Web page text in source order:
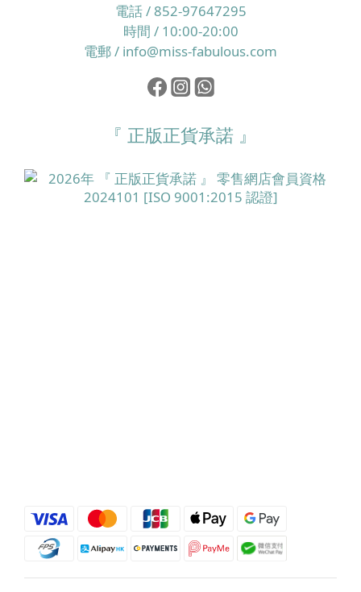
甩得多頭髮。 所以，改善香港濕熱季節的掉髮問題，必
須同時照顧頭皮環境同營養補給，而唔係只靠一支洗頭
水或一樽補充品就想完全解決。核心重點：穩定頭皮＋
補足毛囊微量營養素，先談得上真正養髮要令髮絲真正
生得好，最根本係兩個層面：一是頭皮環境要穩定、油
他命、礦物質及其他微量營養素，支持整個生長周期。
護甲護髮保健丸 就一次性提供 13 種營養素，其中維他
命 A、生物素及菸鹼酸有助維持正常皮膚，而鋅則有助
Doppelherz雙心全面護膚護甲護髮保健丸＋Rausch 柳
樹皮洗頭水Priorin Anti Hair Loss Capsules 270 粒屬於
專門針對掉髮人士的歐洲養髮補充品，透過提供毛囊所
需的微量營養素，由內支援頭髮生長，特別適合覺得整
電話 / 852-97647295
時間 / 10:00-20:00
電郵 / info@miss-fabulous.com
『 正版正貨承諾 』